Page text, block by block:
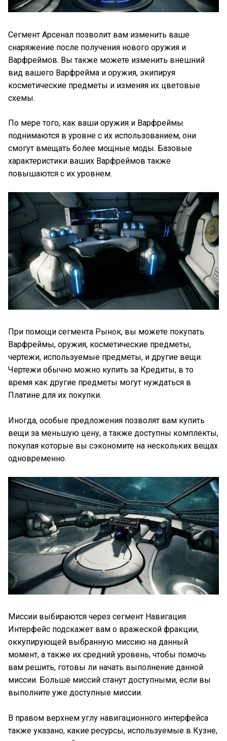
Сегмент Арсенал позволит вам изменить ваше
снаряжение после получения нового оружия и
Варфреймов. Вы также можете изменить внешний
вид вашего Варфрейма и оружия, экипируя
косметические предметы и изменяя их цветовые
схемы.
По мере того, как ваши оружия и Варфреймы
поднимаются в уровне с их использованием, они
смогут вмещать более мощные моды. Базовые
характеристики ваших Варфреймов также
повышаются с их уровнем.
При помощи сегмента Рынок, вы можете покупать
Варфреймы, оружия, косметические предметы,
чертежи, используемые предметы, и другие вещи.
Чертежи обычно можно купить за Кредиты, в то
время как другие предметы могут нуждаться в
Платине для их покупки.
Иногда, особые предложения позволят вам купить
вещи за меньшую цену, а также доступны комплекты,
покупая которые вы сэкономите на нескольких вещах
одновременно.
Миссии выбираются через сегмент Навигация.
Интерфейс подскажет вам о вражеской фракции,
оккупирующей выбранную миссию на данный
момент, а также их средний уровень, чтобы помочь
вам решить, готовы ли начать выполнение данной
миссии. Больше миссий станут доступными, если вы
выполните уже доступные миссии.
В правом верхнем углу навигационного интерфейса
также указано, какие ресурсы, используемые в Кузне,